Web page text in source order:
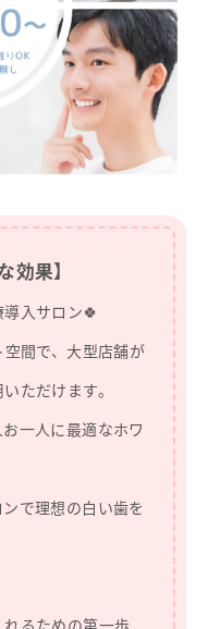
果】
入サロン🍀
間で、大型店舗が
ただけます。
一人に最適なホワ
で理想の白い歯を
るための第一歩